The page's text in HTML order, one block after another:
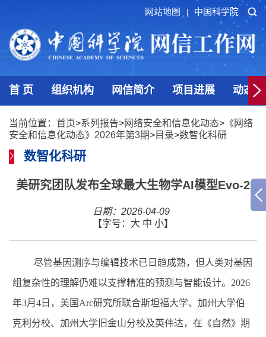
网站地图 中国科学院
首 页 组织机构 网信简介 项目进展 动态
当前位置： 首页>系列报告>网络安全和信息化动态> 《网络
安全和信息化动态》2026年第3期>目录>数智化科研
数智化科研
美研究团队发布全球最大生物学AI模型Evo-2
日期：2026-04-09
【字号： 大 中 小】
尽管基因测序与编辑技术已日趋成熟，但人类对基因
组复杂性的理解仍难以支撑精准的预测与智能设计。 2026
年3月 4 日，美国 Arc研究所联合斯坦福大学、加州大学伯
克利分校、加州大学旧金山分校及英伟达，在《自然》期